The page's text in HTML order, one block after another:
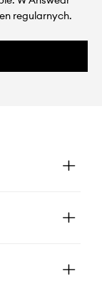
regularnych.